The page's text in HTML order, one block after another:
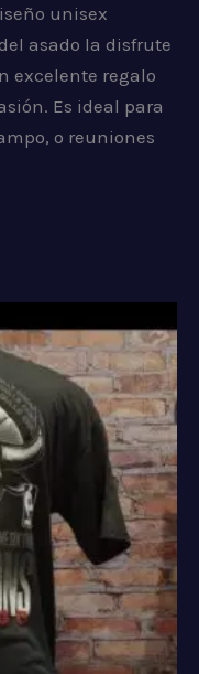
unisex
asado la disfrute
excelente regalo
Es ideal para
o reuniones